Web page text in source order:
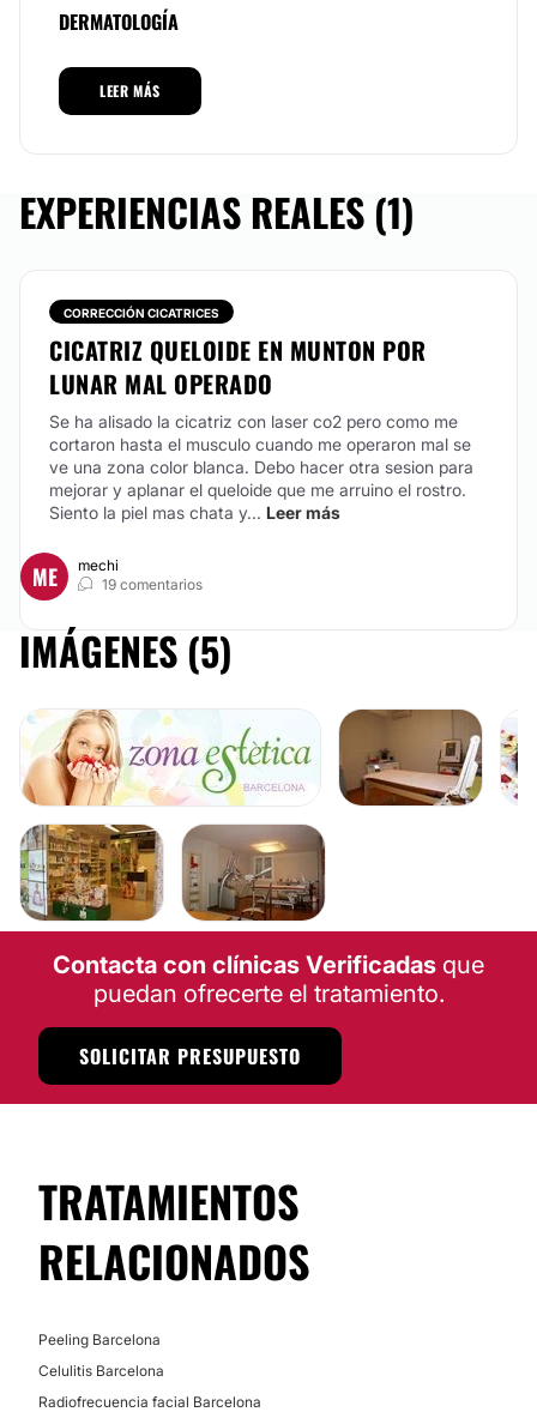
ofrecemos bonos de 6 y 12 sesiones con suculentos
deseados.
Posibilidad de videoconsulta:
No
DERMATOLOGÍA
Tratamiento antiacné
LEER MÁS
EXPERIENCIAS REALES (1)
CORRECCIÓN CICATRICES
CICATRIZ QUELOIDE EN MUNTON POR
LUNAR MAL OPERADO
Se ha alisado la cicatriz con laser co2 pero como me
cortaron hasta el musculo cuando me operaron mal se
ve una zona color blanca. Debo hacer otra sesion para
mejorar y aplanar el queloide que me arruino el rostro.
Siento la piel mas chata y... Leer más
ME
mechi
19 comentarios
IMÁGENES (5)
Contacta con clínicas Verificadas que
puedan ofrecerte el tratamiento.
SOLICITAR PRESUPUESTO
TRATAMIENTOS
RELACIONADOS
Peeling Barcelona
Celulitis Barcelona
Radiofrecuencia facial Barcelona